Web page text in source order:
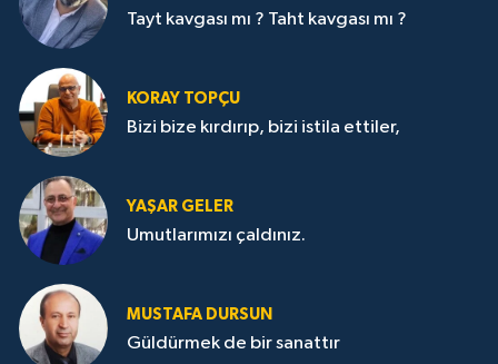
Tayt kavgası mı ? Taht kavgası mı ?
KORAY TOPÇU
Bizi bize kırdırıp, bizi istila ettiler,
YAŞAR GELER
Umutlarımızı çaldınız.
MUSTAFA DURSUN
Güldürmek de bir sanattır